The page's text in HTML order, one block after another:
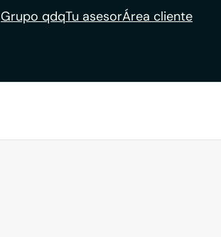
Grupo qdqTu asesorÁrea cliente